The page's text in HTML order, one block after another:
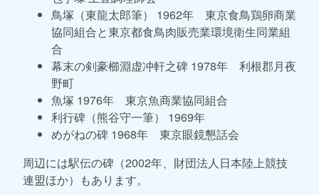
鳥塚（東龍太郎筆） 1962年 東京食鳥鶏卵商業
協同組合と東京都食鳥肉販売業環境衛生同業組
合
幕末の剣豪櫛淵虚冲軒之碑 1978年 利根郡月夜
野町
魚塚 1976年 東京魚商業協同組合
利行碑（熊谷守一筆） 1969年
めがねの碑 1968年 東京眼鏡懇話会
周辺には駅伝の碑（2002年、財団法人日本陸上競技
連盟ほか）もあります。